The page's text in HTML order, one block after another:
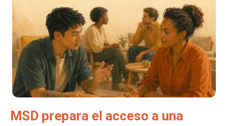
MSD prepara el acceso a una